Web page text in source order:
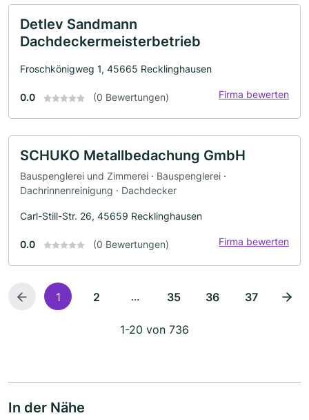
Detlev Sandmann
Dachdeckermeisterbetrieb
Froschkönigweg 1, 45665 Recklinghausen
0.0 (0 Bewertungen) Firma bewerten
SCHUKO Metallbedachung GmbH
Bauspenglerei und Zimmerei · Bauspenglerei ·
Dachrinnenreinigung · Dachdecker
Carl-Still-Str. 26, 45659 Recklinghausen
0.0 (0 Bewertungen) Firma bewerten
1 2 ... 35 36 37
1-20 von 736
In der Nähe